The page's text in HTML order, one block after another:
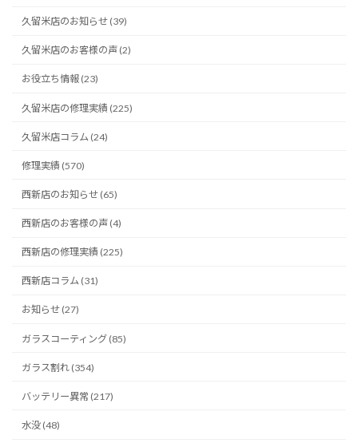
久留米店のお知らせ (39)
久留米店のお客様の声 (2)
お役立ち情報 (23)
久留米店の修理実績 (225)
久留米店コラム (24)
修理実績 (570)
西新店のお知らせ (65)
西新店のお客様の声 (4)
西新店の修理実績 (225)
西新店コラム (31)
お知らせ (27)
ガラスコーティング (85)
ガラス割れ (354)
バッテリー異常 (217)
水没 (48)